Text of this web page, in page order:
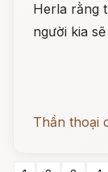
Herla rằng
người kia
Thần thoại